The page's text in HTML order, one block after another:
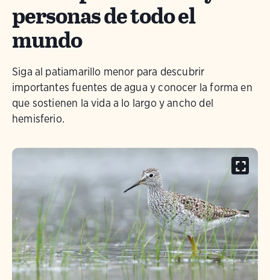
personas de todo el
mundo
Siga al patiamarillo menor para descubrir
importantes fuentes de agua y conocer la forma en
que sostienen la vida a lo largo y ancho del
hemisferio.